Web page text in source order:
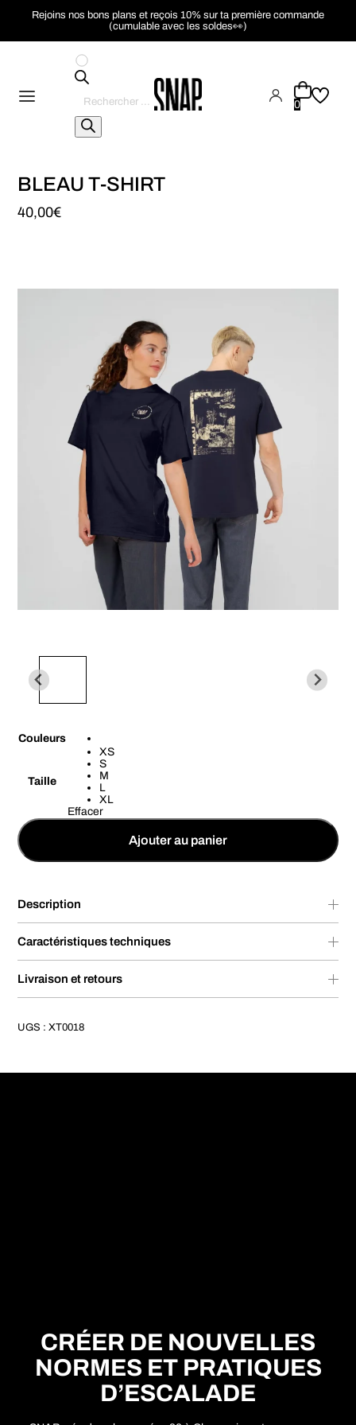
Rejoins nos bons plans et reçois 10% sur ta première commande
(cumulable avec les soldes👀)
de
produits
0
BLEAU T-SHIRT
40,00€
Couleurs
Taille
XS
S
M
L
XL
Effacer
Ajouter au panier
Description
Caractéristiques techniques
Livraison et retours
UGS :XT0018
CRÉER DE NOUVELLES
NORMES ET PRATIQUES
D’ESCALADE